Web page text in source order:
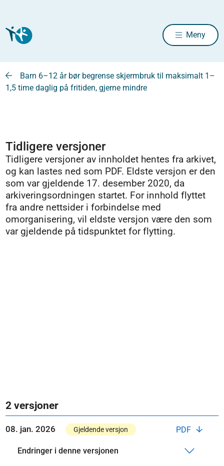
Meny
Barn 6–12 år bør begrense skjermbruk til maksimalt 1–
1,5 time daglig på fritiden, gjerne mindre
Tidligere versjoner
Tidligere versjoner av innholdet hentes fra arkivet,
og kan lastes ned som PDF. Eldste versjon er den
som var gjeldende 17. desember 2020, da
arkiveringsordningen startet. For innhold flyttet
fra andre nettsider i forbindelse med
omorganisering, vil eldste versjon være den som
var gjeldende på tidspunktet for flytting.
2 versjoner
PDF
08. jan. 2026 Gjeldende versjon
Endringer i denne versjonen